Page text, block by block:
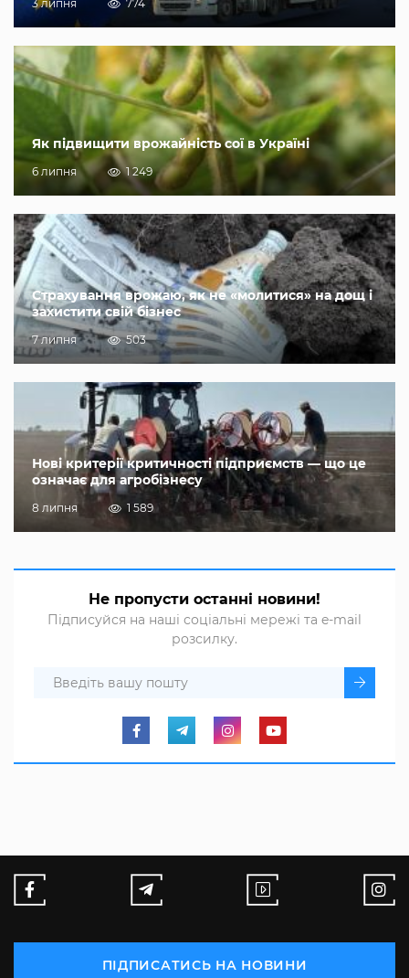
3 липня 774
Як підвищити врожайність сої в Україні
6 липня 1 249
Страхування врожаю, як не «молитися» на дощ і
захистити свій бізнес
7 липня 503
Нові критерії критичності підприємств — що це
означає для агробізнесу
8 липня 1 589
Не пропусти останні новини!
Підписуйся на наші соціальні мережі та e-mail
розсилку.
ПІДПИСАТИСЬ НА НОВИНИ